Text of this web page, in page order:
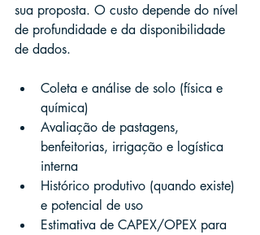
sua proposta. O custo depende do nível
de profundidade e da disponibilidade
de dados.
Coleta e análise de solo (física e
química)
Avaliação de pastagens,
benfeitorias, irrigação e logística
interna
Histórico produtivo (quando existe)
e potencial de uso
Estimativa de CAPEX/OPEX para